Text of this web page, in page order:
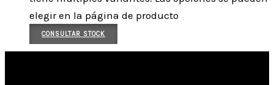
elegir en la página de producto
CONSULTAR STOCK